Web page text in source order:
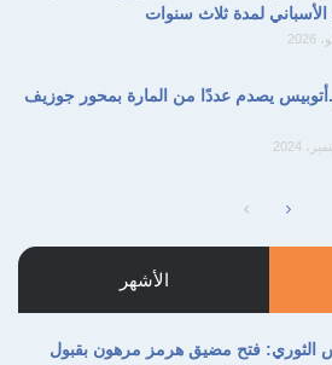
الأسباني لمدة ثلاث سنوات
يصدم عددًا من المارة بمحور جوزيف
الصفحة
السابقة
الصفحة
التالية
الأشهر
الثوري: فتح مضيق هرمز مرهون بقبول